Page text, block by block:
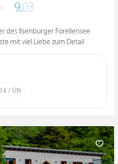
9.03
des Ilsenburger Forellensee
mit viel Liebe zum Detail
€ / ÜN